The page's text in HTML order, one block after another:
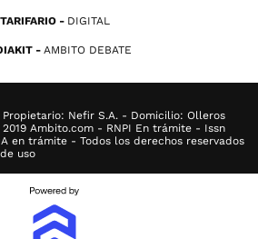
TARIFARIO DIGITAL
AMBITO DEBATE
Nefir S.A. - Domicilio: Olleros
Ambito.com - RNPI En trámite - Issn
en trámite - Todos los derechos reservados
uso